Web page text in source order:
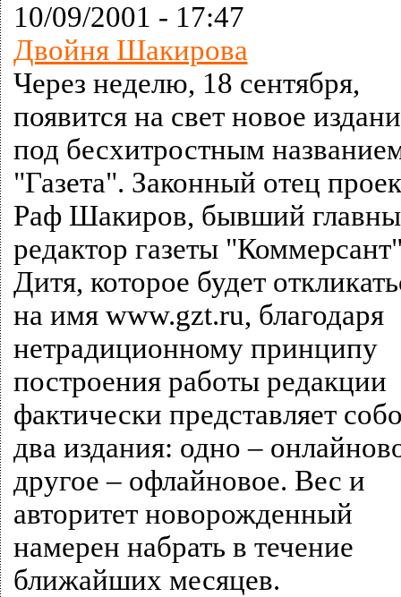
10/09/2001 - 17:47
Двойня Шакирова
Через неделю, 18 сентября,
появится на свет новое
под бесхитростным
"Газета". Законный отец
Раф Шакиров, бывший
редактор газеты
Дитя, которое будет
на имя www.gzt.ru, благодаря
нетрадиционному принципу
построения работы редакции
фактически представляет
два издания: одно –
другое – офлайновое. Вес и
авторитет новорожденный
намерен набрать в течение
ближайших месяцев.